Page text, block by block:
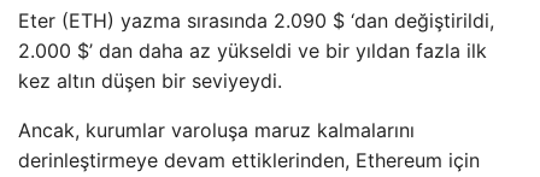
Eter (ETH) yazma sırasında 2.090 $ ‘dan değiştirildi,
2.000 $’ dan daha az yükseldi ve bir yıldan fazla ilk
kez altın düşen bir seviyeydi.
Ancak, kurumlar varoluşa maruz kalmalarını
derinleştirmeye devam ettiklerinden, Ethereum için